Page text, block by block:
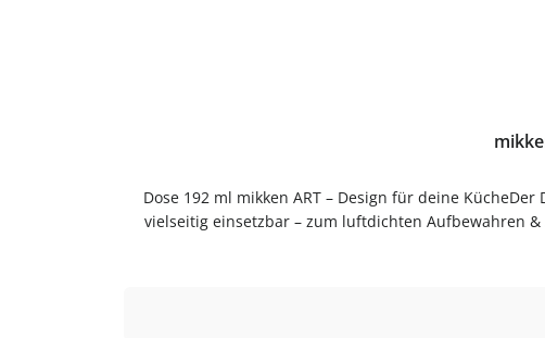
Dose 192 ml mikken ART – Design für deine
vielseitig einsetzbar – zum luftdichten Aufbewahren
GlasGlas ist geschmacksneutral, gut zu reinigen